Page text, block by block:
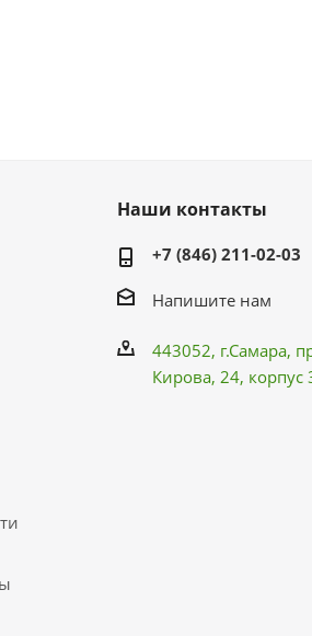
Наши контакты
+7 (846) 211-02-03
Напишите нам
443052, г.Самара,
Кирова, 24, корпус